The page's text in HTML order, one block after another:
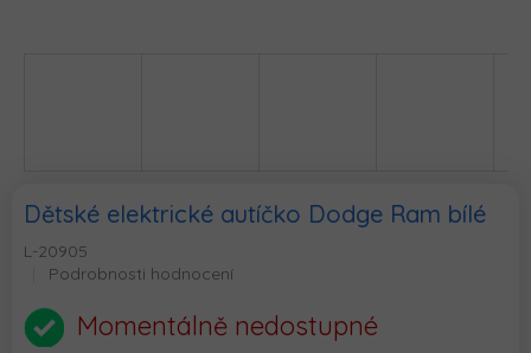
Dětské elektrické autíčko Dodge Ram bílé
L-20905
Průměrné
produktu
je
Podrobnosti hodnocení
Momentálně nedostupné